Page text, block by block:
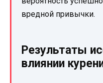
вредной привычки.
Результаты
влиянии